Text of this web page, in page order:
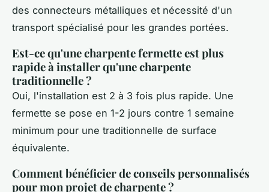
des connecteurs métalliques et nécessité d'un
transport spécialisé pour les grandes portées.
Est-ce qu'une charpente fermette est plus
rapide à installer qu'une charpente
traditionnelle ?
Oui, l'installation est 2 à 3 fois plus rapide. Une
fermette se pose en 1-2 jours contre 1 semaine
minimum pour une traditionnelle de surface
équivalente.
Comment bénéficier de conseils personnalisés
pour mon projet de charpente ?